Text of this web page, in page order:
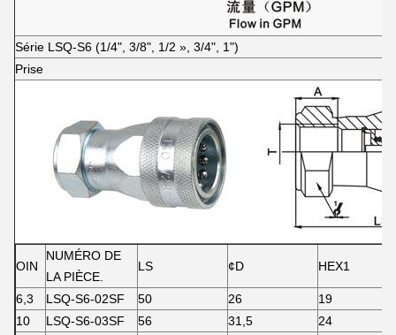
Série LSQ-S6 (1/4", 3/8", 1/2 », 3/4", 1")
Prise
OIN
NUMÉRO DE
LA PIÈCE.
LS ¢D HEX1
6,3 LSQ-S6-02SF 50 26
19
10
LSQ-S6-03SF 56 31,5
24